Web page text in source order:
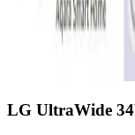
LG UltraWide